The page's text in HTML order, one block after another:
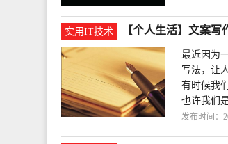
实用IT技术 【个人生活】文案
最近因为
写法，让
有时候我
也许我们
发布时间：